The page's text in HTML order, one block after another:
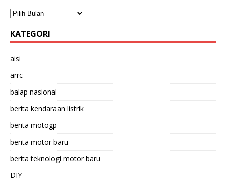
KATEGORI
aisi
arrc
balap nasional
berita kendaraan listrik
berita motogp
berita motor baru
berita teknologi motor baru
DIY